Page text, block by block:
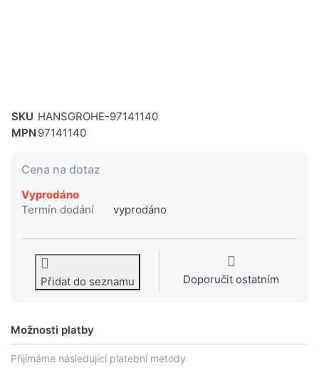
SKU HANSGROHE-97141140
MPN 97141140
Cena na dotaz
Vyprodáno
Termín dodání
vyprodáno
Přidat do seznamu Doporučit ostatním
Možnosti platby
Přijímáme následující platební metody